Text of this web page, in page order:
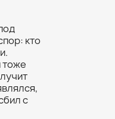
кто
тоже
с